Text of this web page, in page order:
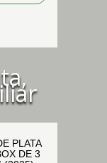
PLATA
DE 3